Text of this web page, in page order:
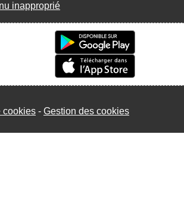
inapproprié
cookies Gestion des cookies